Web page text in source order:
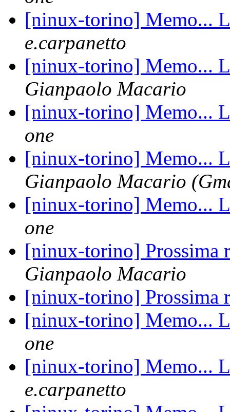
[ninux-torino] Memo...
e.carpanetto
[ninux-torino] Memo...
Gianpaolo Macario
[ninux-torino] Memo...
one
[ninux-torino] Memo...
Gianpaolo Macario
[ninux-torino] Memo...
one
[ninux-torino]
Gianpaolo Macario
[ninux-torino]
[ninux-torino] Memo...
one
[ninux-torino] Memo...
e.carpanetto